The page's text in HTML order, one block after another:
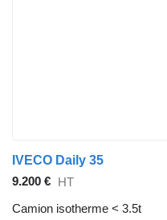
IVECO Daily 35
9.200 € HT
Camion isotherme < 3.5t